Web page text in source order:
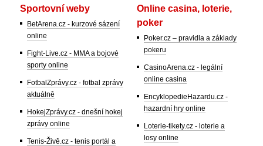
Sportovní weby
BetArena.cz - kurzové sázení
online
Fight-Live.cz - MMA a bojové
sporty online
FotbalZprávy.cz - fotbal zprávy
aktuálně
HokejZprávy.cz - dnešní hokej
zprávy online
Tenis-Živě.cz - tenis portál a
Online casina, loterie,
poker
Poker.cz – pravidla a základy
pokeru
CasinoArena.cz - legální
online casina
EncyklopedieHazardu.cz -
hazardní hry online
Loterie-tikety.cz - loterie a
losy online